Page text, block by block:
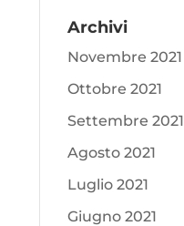
Archivi
Novembre 2021
Ottobre 2021
Settembre 2021
Agosto 2021
Luglio 2021
Giugno 2021